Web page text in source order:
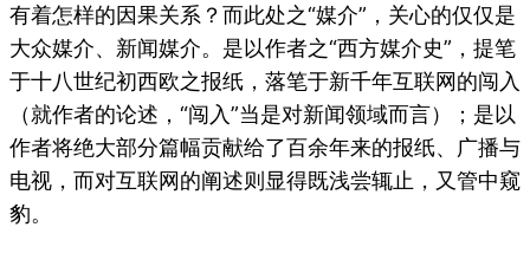
有着怎样的因果关系？而此处之“媒介”，关心的仅仅是
大众媒介、新闻媒介。是以作者之“西方媒介史”，提笔
于十八世纪初西欧之报纸，落笔于新千年互联网的闯入
（就作者的论述，“闯入”当是对新闻领域而言）；是以
作者将绝大部分篇幅贡献给了百余年来的报纸、广播与
电视，而对互联网的阐述则显得既浅尝辄止，又管中窥
豹。